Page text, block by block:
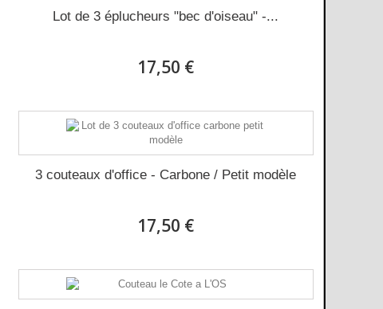
Lot de 3 éplucheurs "bec d'oiseau" -...
17,50 €
3 couteaux d'office - Carbone / Petit modèle
17,50 €